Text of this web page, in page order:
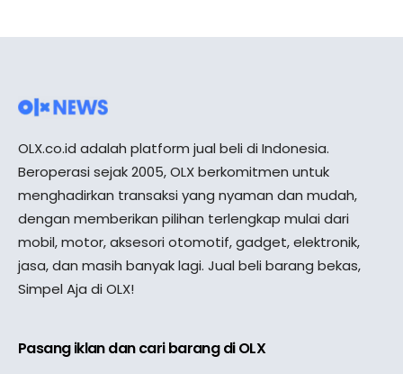
OLX.co.id adalah platform jual beli di Indonesia.
Beroperasi sejak 2005, OLX berkomitmen untuk
menghadirkan transaksi yang nyaman dan mudah,
dengan memberikan pilihan terlengkap mulai dari
mobil, motor, aksesori otomotif, gadget, elektronik,
jasa, dan masih banyak lagi. Jual beli barang bekas,
Simpel Aja di OLX!
Pasang iklan dan cari barang di OLX